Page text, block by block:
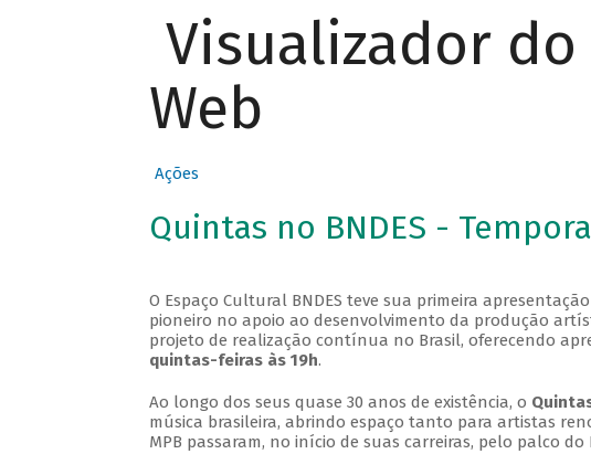
Visualizador
Web
Ações
Quintas no BNDES -
O Espaço Cultural BNDES teve sua primeira
pioneiro no apoio ao desenvolvimento da produção
projeto de realização contínua no Brasil, oferecendo
quintas-feiras às 19h.
Ao longo dos seus quase 30 anos de existência, o
música brasileira, abrindo espaço tanto para artistas
MPB passaram, no início de suas carreiras, pelo palco do